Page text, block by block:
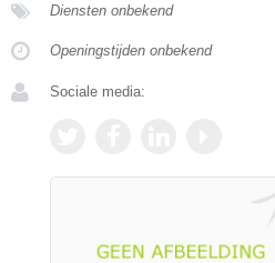
Diensten onbekend
Openingstijden onbekend
Sociale media: